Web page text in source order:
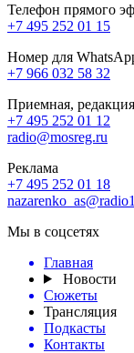
Телефон прямого
+7 495 252 01 15
Номер для
+7 966 032 58 32
Приемная, редакция
+7 495 252 01 12
radio@mosreg.ru
Реклама
+7 495 252 01 18
Мы в соцсетях
Главная
Новости
Сюжеты
Трансляция
Подкасты
Контакты